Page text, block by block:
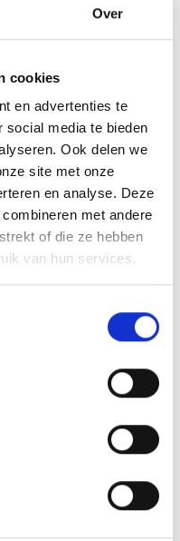
Over
cookies
en advertenties te
social media te bieden
Ook delen we
site met onze
en analyse. Deze
met andere
of die ze hebben
van hun services.
Bewegen
Alkmaar
Bergen
Holland
Den Helder
Samen in de Wijk